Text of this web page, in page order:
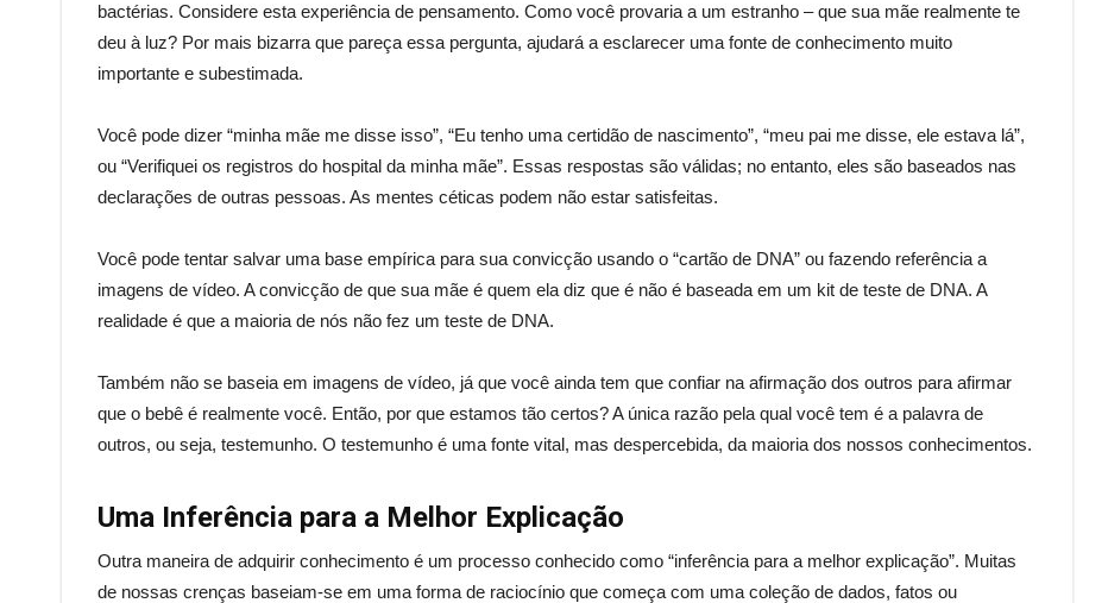
bactérias. Considere esta experiência de pensamento. Como você provaria a um estranho – que sua mãe realmente te
deu à luz? Por mais bizarra que pareça essa pergunta, ajudará a esclarecer uma fonte de conhecimento muito
importante e subestimada.
Você pode dizer “minha mãe me disse isso”, “Eu tenho uma certidão de nascimento”, “meu pai me disse, ele estava lá”,
ou “Verifiquei os registros do hospital da minha mãe”. Essas respostas são válidas; no entanto, eles são baseados nas
declarações de outras pessoas. As mentes céticas podem não estar satisfeitas.
Você pode tentar salvar uma base empírica para sua convicção usando o “cartão de DNA” ou fazendo referência a
imagens de vídeo. A convicção de que sua mãe é quem ela diz que é não é baseada em um kit de teste de DNA. A
realidade é que a maioria de nós não fez um teste de DNA.
Também não se baseia em imagens de vídeo, já que você ainda tem que confiar na afirmação dos outros para afirmar
que o bebê é realmente você. Então, por que estamos tão certos? A única razão pela qual você tem é a palavra de
outros, ou seja, testemunho. O testemunho é uma fonte vital, mas despercebida, da maioria dos nossos conhecimentos.
Uma Inferência para a Melhor Explicação
Outra maneira de adquirir conhecimento é um processo conhecido como “inferência para a melhor explicação”. Muitas
de nossas crenças baseiam-se em uma forma de raciocínio que começa com uma coleção de dados, fatos ou